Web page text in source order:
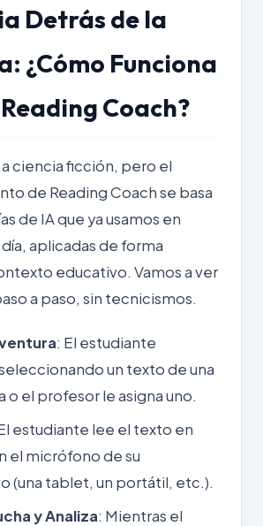
Detrás de la
¿Cómo Funciona
Coach?
ciencia ficción, pero el
de Reading Coach se basa
de IA que ya usamos en
aplicadas de forma
educativo. Vamos a ver
a paso, sin tecnicismos.
: El estudiante
un texto de una
el profesor le asigna uno.
estudiante lee el texto en
el micrófono de su
(una tablet, un portátil, etc.).
y Analiza: Mientras el